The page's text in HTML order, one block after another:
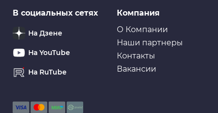
Компания
О Компании
Наши партнеры
Контакты
Вакансии
В социальных сетях
На Дзене
На YouTube
На RuTube